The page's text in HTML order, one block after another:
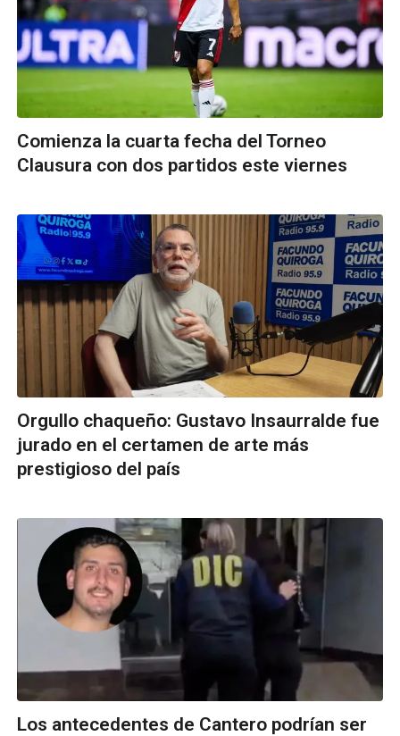
Comienza la cuarta fecha del Torneo
Clausura con dos partidos este viernes
Orgullo chaqueño: Gustavo Insaurralde fue
jurado en el certamen de arte más
prestigioso del país
Los antecedentes de Cantero podrían ser